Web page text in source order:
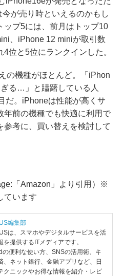
が売り時といえるのかもし
ップ5には、前月はトップ10
、iPhone 12 miniが取引数
位と5位にランクインした。
の機種がほとんど。「iPhon
る…」と躊躇している人
だ。iPhoneは性能が高くサ
年前の機種でも快適に利用で
参考に、買い替えを検討して
「Amazon」より引用）※
ています
編集部
は、スマホやデジタルサービスを活
を提供するITメディアです。
便利な使い方、SNSの活用術、キ
、ネット銀行、金融アプリなど、日
クニックやお得な情報を紹介・レビ